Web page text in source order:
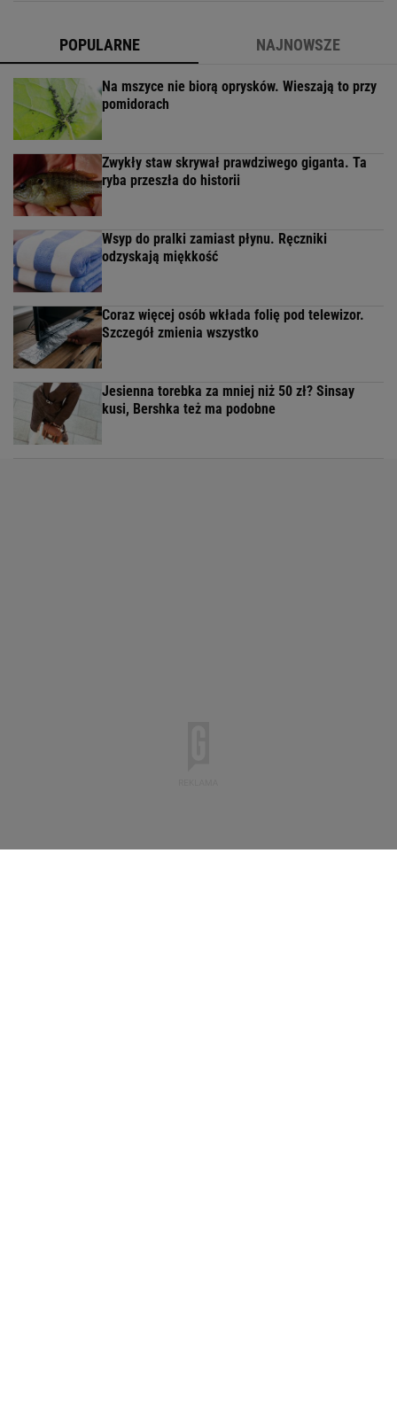
POPULARNE NAJNOWSZE
Na mszyce nie biorą oprysków. Wieszają to przy
pomidorach
Zwykły staw skrywał prawdziwego giganta. Ta
ryba przeszła do historii
Wsyp do pralki zamiast płynu. Ręczniki
odzyskają miękkość
Coraz więcej osób wkłada folię pod telewizor.
Szczegół zmienia wszystko
Jesienna torebka za mniej niż 50 zł? Sinsay
kusi, Bershka też ma podobne